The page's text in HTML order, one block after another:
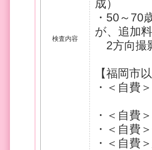
検査内容
成）
・50～70
が、追加
2方向撮
【福岡市
・＜自費
→マン
・＜自費
・＜自費
・＜自